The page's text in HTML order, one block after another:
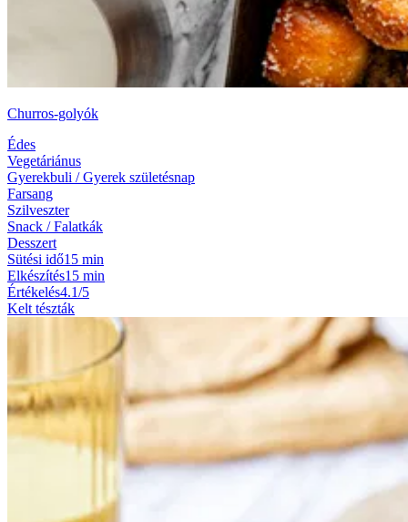
Churros-golyók
Édes
Vegetáriánus
Gyerekbuli / Gyerek születésnap
Farsang
Szilveszter
Snack / Falatkák
Desszert
Sütési idő15 min
Elkészítés15 min
Értékelés4.1/5
Kelt tészták